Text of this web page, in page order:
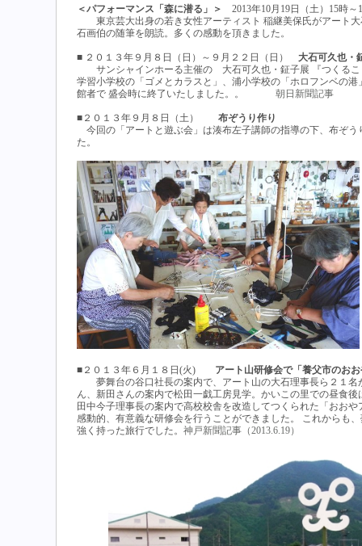
＜パフォーマンス「森に潜る」＞
2013年10月19日（土）15時～
東京芸大出身の若き女性アーティスト 稲継美保氏がアート大
石画伯の随筆を朗読。多くの感動を頂きました。
■ ２０１３年９月８日（日）～９月２２日（日）
大石可久也
サンシャインホーる主催の 大石可久也・鉦子展 『つくるこ
学習小学校の「ゴメとカラスと」、浦小学校の「ホロフンベの
館者で 盛会時に終了いたしました。。 朝日新聞記事
■２０１３年９月８日（土）
布ぞうり作り
今回の「アートと遊ぶ会」は湊布左子講師の指導の下、布ぞ
た。
■２０１３年６月１８日(火)
アート山研修会で「養父市のお
夢舞台の谷口社長の案内で、アート山の大石理事長ら２１名
ん、新田さんの案内で松田一戯工房見学。かいこの里での昼食
田中今子理事長の案内で高校校舎を改造してつくられた「おお
感動的、有意義な研修会を行うことができました。 これからも
強く持った旅行でした。 神戸新聞記事（2013.6.19）